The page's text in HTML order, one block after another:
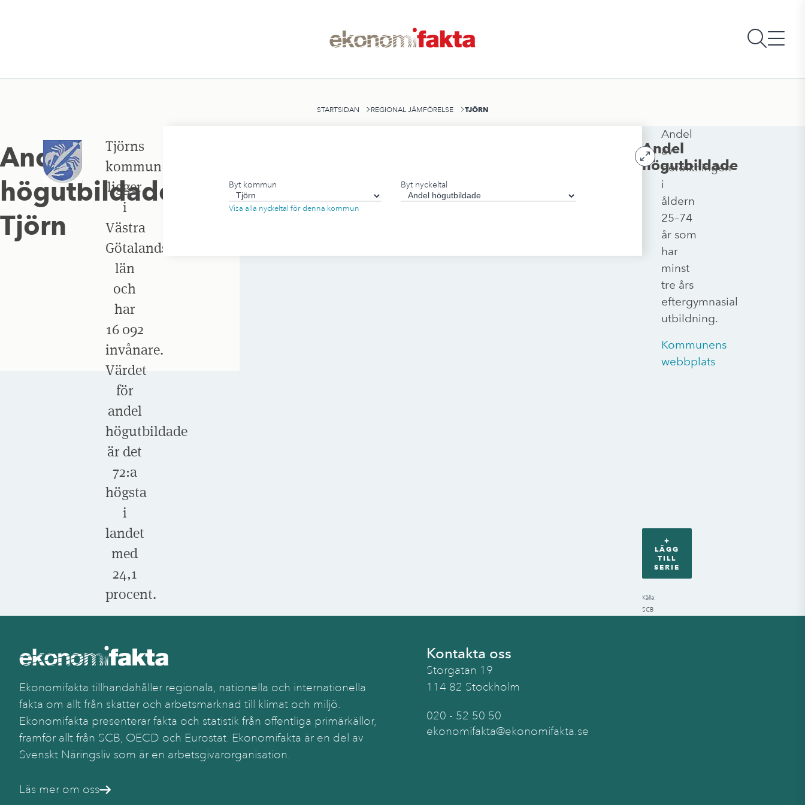
STARTSIDAN REGIONAL JÄMFÖRELSE TJÖRN
Andel
högutbildade
Tjörn
Tjörns
kommun
ligger
i
Västra
Götalands
län
och
har
16 092
invånare.
Värdet
för
andel
högutbildade
är det
72:a
högsta
i
landet
med
24,1
procent.
Byt kommun Byt nyckeltal
Visa alla nyckeltal för denna kommun
Andel
högutbildade
+
LÄGG
TILL
SERIE
Källa:
SCB
Andel
av
befolkningen
i
åldern
25–74
år som
har
minst
tre års
eftergymnasial
utbildning.
Kommunens
webbplats
Ekonomifakta tillhandahåller regionala, nationella och internationella
fakta om allt från skatter och arbetsmarknad till klimat och miljö.
Ekonomifakta presenterar fakta och statistik från offentliga primärkällor,
framför allt från SCB, OECD och Eurostat. Ekonomifakta är en del av
Svenskt Näringsliv som är en arbetsgivarorganisation.
Läs mer om oss
Kontakta oss
Storgatan 19
114 82 Stockholm
020 - 52 50 50
ekonomifakta@ekonomifakta.se